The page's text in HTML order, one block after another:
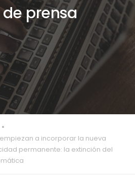
prensa
a incorporar la nueva
permanente: la extinción del